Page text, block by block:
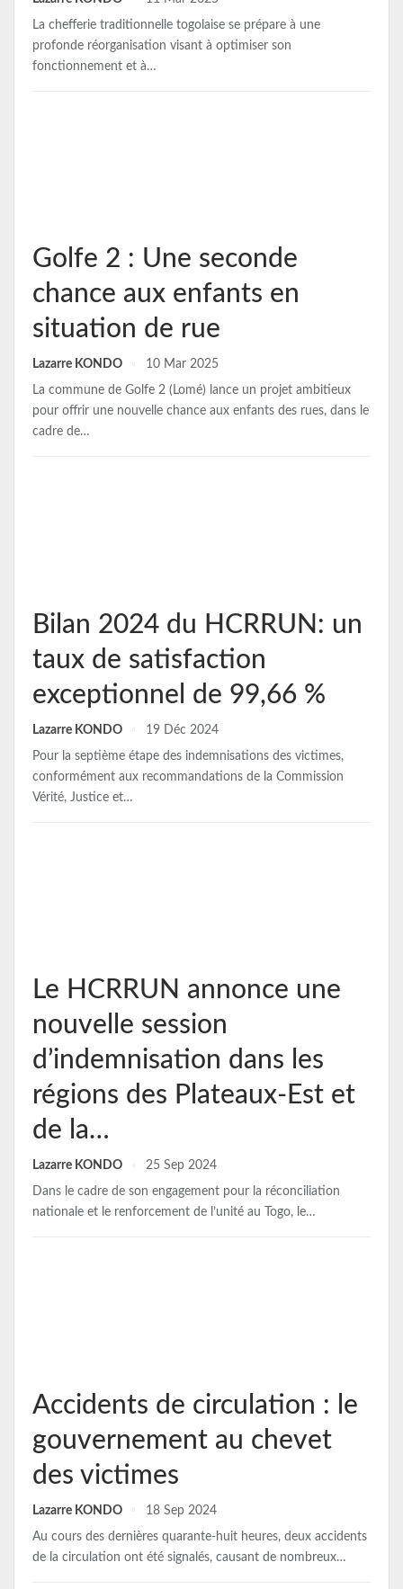
La chefferie traditionnelle togolaise se prépare à une
profonde réorganisation visant à optimiser son
fonctionnement et à…
Golfe 2 : Une seconde
chance aux enfants en
situation de rue
Lazarre KONDO 10 Mar 2025
La commune de Golfe 2 (Lomé) lance un projet ambitieux
pour offrir une nouvelle chance aux enfants des rues, dans le
cadre de…
Bilan 2024 du HCRRUN: un
taux de satisfaction
exceptionnel de 99,66 %
Lazarre KONDO 19 Déc 2024
Pour la septième étape des indemnisations des victimes,
conformément aux recommandations de la Commission
Vérité, Justice et…
Le HCRRUN annonce une
nouvelle session
d’indemnisation dans les
régions des Plateaux-Est et
de la…
Lazarre KONDO 25 Sep 2024
Dans le cadre de son engagement pour la réconciliation
nationale et le renforcement de l’unité au Togo, le…
Accidents de circulation : le
gouvernement au chevet
des victimes
Lazarre KONDO 18 Sep 2024
Au cours des dernières quarante-huit heures, deux accidents
de la circulation ont été signalés, causant de nombreux…